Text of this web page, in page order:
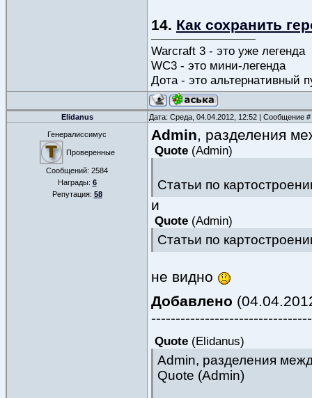
14. Как сохранить
Warcraft 3 - это уже легенда
WC3 - это мини-легенда
Дота - это альтернативный
Elidanus Дата: Среда, 04.04.2012, 12:52 | Сообщение #
Генералиссимус
Проверенные
Сообщений: 2584
Награды: 6
Репутация: 58
Admin, разделения
Quote (Admin)
Статьи по
и
Quote (Admin)
Статьи по
не видно
Добавлено
Quote (Elidanus)
Admin, разделения
Quote (Admin)